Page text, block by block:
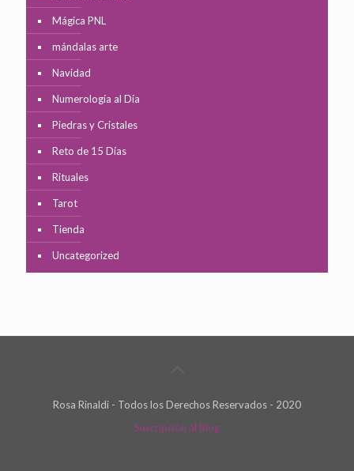
Mágica PNL
mándalas arte
Navidad
Numerología al Día
Piedras y Cristales
Reto de 15 Días
Rituales
Tarot
Tienda
Uncategorized
Rosa Rinaldi - Todos los Derechos Reservados - 2020
Suscripción al Blog